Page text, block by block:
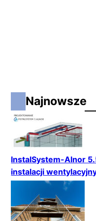
Najnowsze
InstalSystem-Alnor
instalacji